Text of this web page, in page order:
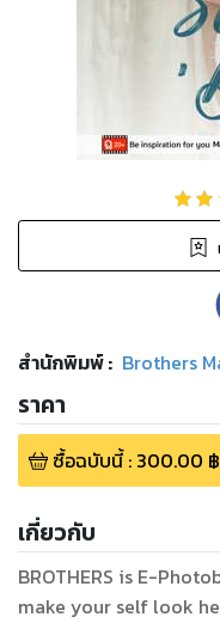
สำนักพิมพ์: Brothers
ราคา
ซื้อฉบับนี้: 300.00 ฿
เกี่ยวกับ
BROTHERS is E-
make your self look